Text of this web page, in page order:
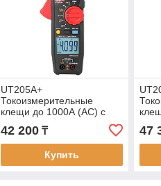
UT205A+
Токоизмерительные
клещи до 1000А (AC) с
функцией мультиметра.
Внесены в реестр СИ РК
42 200₸
Купить
47